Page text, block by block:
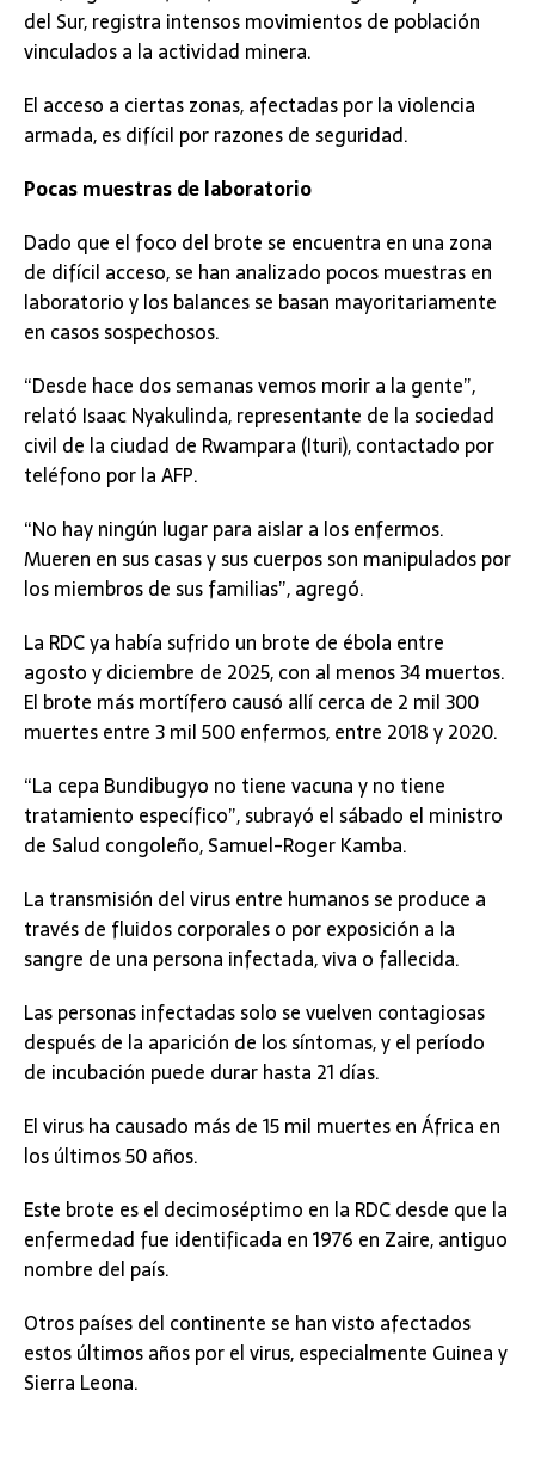
del Sur, registra intensos movimientos de población
vinculados a la actividad minera.
El acceso a ciertas zonas, afectadas por la violencia
armada, es difícil por razones de seguridad.
Pocas muestras de laboratorio
Dado que el foco del brote se encuentra en una zona
de difícil acceso, se han analizado pocos muestras en
laboratorio y los balances se basan mayoritariamente
en casos sospechosos.
“Desde hace dos semanas vemos morir a la gente”,
relató Isaac Nyakulinda, representante de la sociedad
civil de la ciudad de Rwampara (Ituri), contactado por
teléfono por la AFP.
“No hay ningún lugar para aislar a los enfermos.
Mueren en sus casas y sus cuerpos son manipulados por
los miembros de sus familias”, agregó.
La RDC ya había sufrido un brote de ébola entre
agosto y diciembre de 2025, con al menos 34 muertos.
El brote más mortífero causó allí cerca de 2 mil 300
muertes entre 3 mil 500 enfermos, entre 2018 y 2020.
“La cepa Bundibugyo no tiene vacuna y no tiene
tratamiento específico”, subrayó el sábado el ministro
de Salud congoleño, Samuel-Roger Kamba.
La transmisión del virus entre humanos se produce a
través de fluidos corporales o por exposición a la
sangre de una persona infectada, viva o fallecida.
Las personas infectadas solo se vuelven contagiosas
después de la aparición de los síntomas, y el período
de incubación puede durar hasta 21 días.
El virus ha causado más de 15 mil muertes en África en
los últimos 50 años.
Este brote es el decimoséptimo en la RDC desde que la
enfermedad fue identificada en 1976 en Zaire, antiguo
nombre del país.
Otros países del continente se han visto afectados
estos últimos años por el virus, especialmente Guinea y
Sierra Leona.